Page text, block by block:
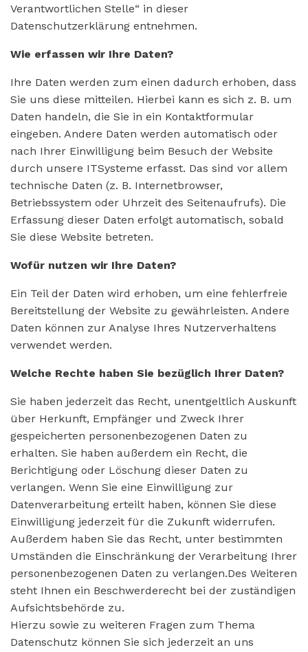
Verantwortlichen Stelle“ in dieser
Datenschutzerklärung entnehmen.
Wie erfassen wir Ihre Daten?
Ihre Daten werden zum einen dadurch erhoben, dass
Sie uns diese mitteilen. Hierbei kann es sich z. B. um
Daten handeln, die Sie in ein Kontaktformular
eingeben. Andere Daten werden automatisch oder
nach Ihrer Einwilligung beim Besuch der Website
durch unsere ITSysteme erfasst. Das sind vor allem
technische Daten (z. B. Internetbrowser,
Betriebssystem oder Uhrzeit des Seitenaufrufs). Die
Erfassung dieser Daten erfolgt automatisch, sobald
Sie diese Website betreten.
Wofür nutzen wir Ihre Daten?
Ein Teil der Daten wird erhoben, um eine fehlerfreie
Bereitstellung der Website zu gewährleisten. Andere
Daten können zur Analyse Ihres Nutzerverhaltens
verwendet werden.
Welche Rechte haben Sie bezüglich Ihrer Daten?
Sie haben jederzeit das Recht, unentgeltlich Auskunft
über Herkunft, Empfänger und Zweck Ihrer
gespeicherten personenbezogenen Daten zu
erhalten. Sie haben außerdem ein Recht, die
Berichtigung oder Löschung dieser Daten zu
verlangen. Wenn Sie eine Einwilligung zur
Datenverarbeitung erteilt haben, können Sie diese
Einwilligung jederzeit für die Zukunft widerrufen.
Außerdem haben Sie das Recht, unter bestimmten
Umständen die Einschränkung der Verarbeitung Ihrer
personenbezogenen Daten zu verlangen.Des Weiteren
steht Ihnen ein Beschwerderecht bei der zuständigen
Aufsichtsbehörde zu.
Hierzu sowie zu weiteren Fragen zum Thema
Datenschutz können Sie sich jederzeit an uns